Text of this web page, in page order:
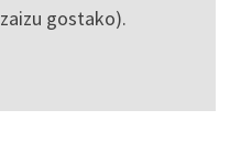
zaizu gostako).